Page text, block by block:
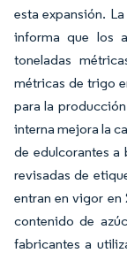
esta expansión.
informa que los
toneladas
métricas de trigo
para la
interna mejora la
de edulcorantes a
revisadas de
entran en vigor en
contenido de
fabricantes a